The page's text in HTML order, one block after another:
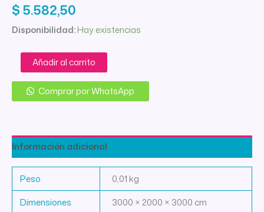
$5.582,50
Disponibilidad:Hay existencias
PRENSATELA
CIERRE
INVISIBLE
ALTO
PLASTICO
Añadir al carrito
Comprar por WhatsApp
Información adicional
Peso
0,01 kg
Dimensiones
3000 × 2000 × 3000 cm